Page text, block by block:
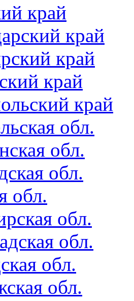
край
край
край
край
край
обл.
обл.
обл.
обл.
обл.
обл.
обл.
обл.